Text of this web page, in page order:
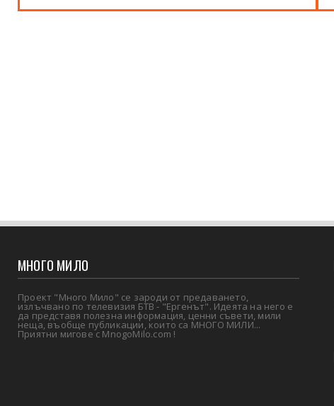
МНОГО МИЛО
Проект "Много Мило" се зароди от предаването,
излъчвано по телевизия БТВ - "Ергенът". Идеята на него е
да представя полезна информация, ценни съвети, мили
неща, въобще публикации, които са МНОГО МИЛИ...
Приятни мигове с MnogoMilo.com !